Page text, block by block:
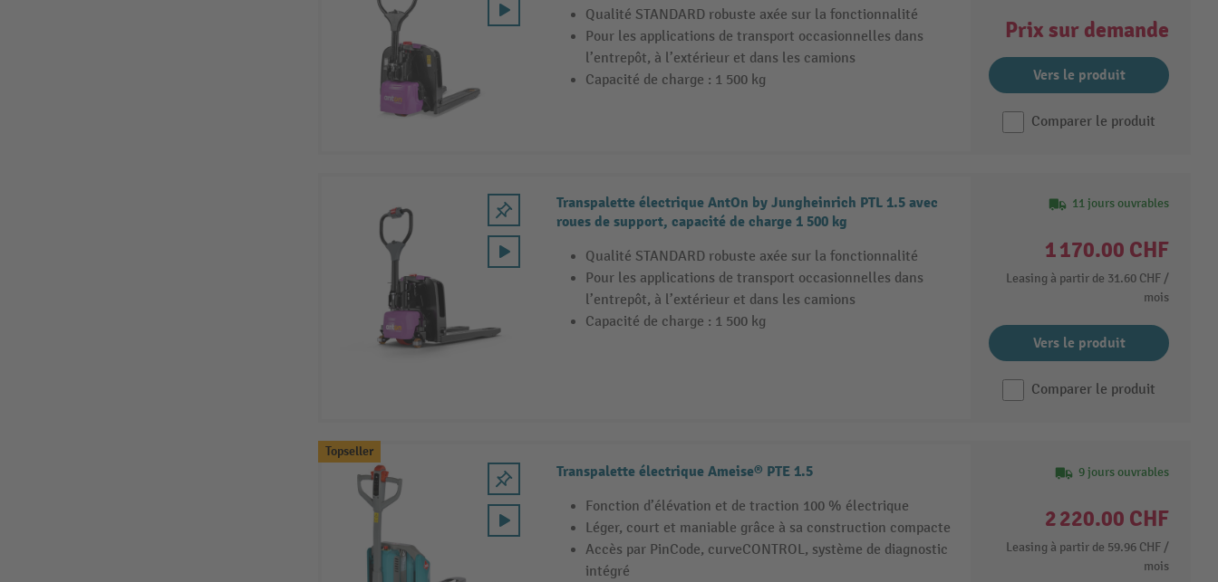
Qualité STANDARD robuste axée sur la fonctionnalité
Pour les applications de transport occasionnelles dans
l’entrepôt, à l’extérieur et dans les camions
Capacité de charge : 1 500 kg
Prix sur demande
Vers le produit
Comparer le produit
Transpalette électrique AntOn by Jungheinrich PTL 1.5 avec
roues de support, capacité de charge 1 500 kg
Qualité STANDARD robuste axée sur la fonctionnalité
Pour les applications de transport occasionnelles dans
l’entrepôt, à l’extérieur et dans les camions
Capacité de charge : 1 500 kg
11 jours ouvrables
1 170.00 CHF
Leasing à partir de 31.60 CHF/
mois
Vers le produit
Comparer le produit
Topseller
Transpalette électrique Ameise® PTE 1.5
Fonction d’élévation et de traction 100 % électrique
Léger, court et maniable grâce à sa construction compacte
Accès par PinCode, curveCONTROL, système de diagnostic
intégré
9 jours ouvrables
2 220.00 CHF
Leasing à partir de 59.96 CHF /
mois